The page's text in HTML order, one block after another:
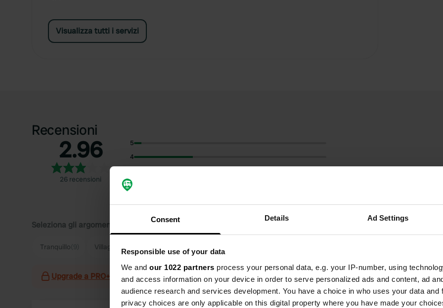
Consent Details Ad Settings
Responsible use of your data
We and our 1022 partners process your personal data, e.g. your IP-number, using
and access information on your device in order to serve personalized ads and content, ad
audience research and services development. You have a choice in who uses your data and
privacy choices are only applicable on this digital property where you have made your
Visualizza tutti i servizi
Recensioni
2.96
26 recensioni
5
4
2
Seleziona gli argomenti di cui desideri leggere le recensioni:
Tranquillo Villaggio (8) Supermercato(6) Rumore
Upgrade a PRO+ per l'utilizzo dei filtri nelle recensioni